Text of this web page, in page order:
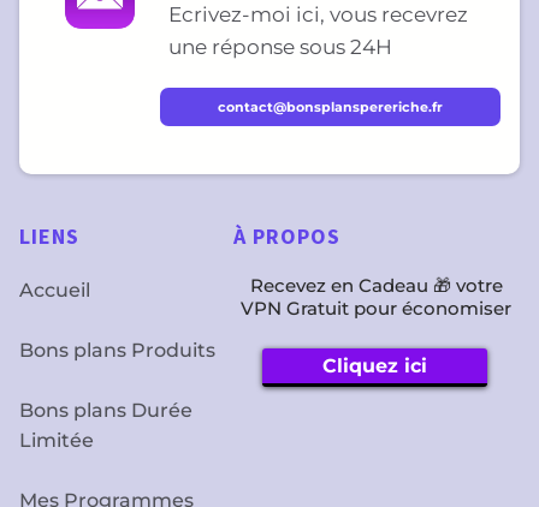
Ecrivez-moi ici, vous recevrez
une réponse sous 24H
contact@bonsplanspereriche.fr
LIENS
Accueil
Bons plans Produits
Bons plans Durée
Limitée
Mes Programmes
À PROPOS
Recevez en Cadeau 🎁 votre
VPN Gratuit pour économiser
Cliquez ici